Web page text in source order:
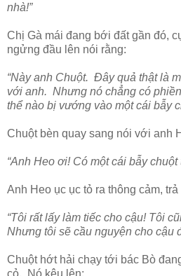
nhà!”
Chị Gà mái đang bới đất gần đó,
ngửng đầu lên nói rằng:
“Này anh Chuột. Đây quả thật là
với anh. Nhưng nó chẳng có
thể nào bị vướng vào một cái bẫy
Chuột bèn quay sang nói với anh
“Anh Heo ơi! Có một cái bẫy chuột
Anh Heo ục ục tỏ ra thông cảm,
“Tôi rất lấy làm tiếc cho cậu! Tôi
Nhưng tôi sẽ cầu nguyện cho cậu
Chuột hớt hải chạy tới bác Bò